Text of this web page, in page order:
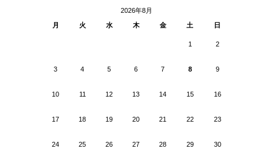
2026年8月
月
火 水 木 金 土 日
1 2
3 4 5 6 7 8 9
10 11 12 13 14 15 16
17 18 19 20 21 22 23
24 25 26 27 28 29 30